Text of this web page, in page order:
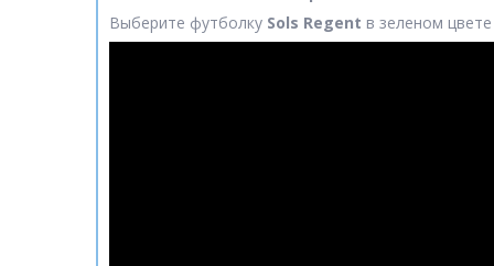
Выберите футболку Sols Regent в зеленом